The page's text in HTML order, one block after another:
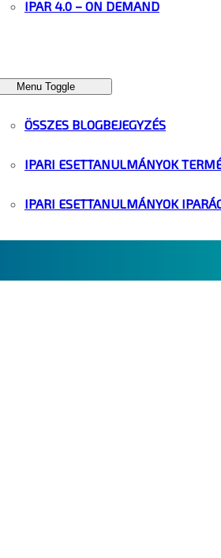
IPAR 4.0 – ON DEMAND
Menu Toggle
ÖSSZES BLOGBEJEGYZÉS
IPARI ESETTANULMÁNYOK
IPARI ESETTANULMÁNYOK